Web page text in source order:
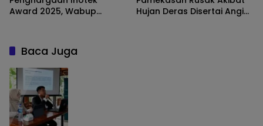
Award 2025, Wabup
Hujan Deras Disertai Angin
Baca Juga